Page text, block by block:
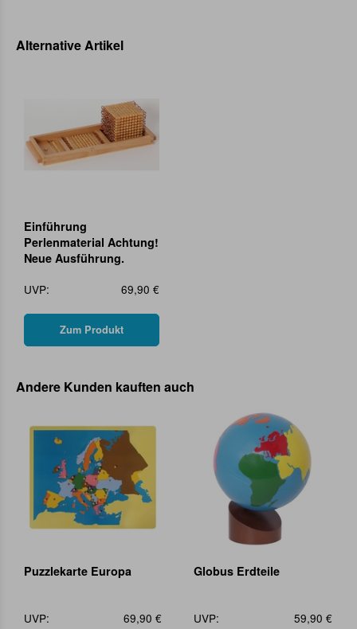
Alternative Artikel
Einführung
Perlenmaterial Achtung!
Neue Ausführung.
UVP:
69,90 €
Zum Produkt
Andere Kunden kauften auch
Puzzlekarte Europa
UVP: 69,90 €
Globus Erdteile
UVP: 59,90 €